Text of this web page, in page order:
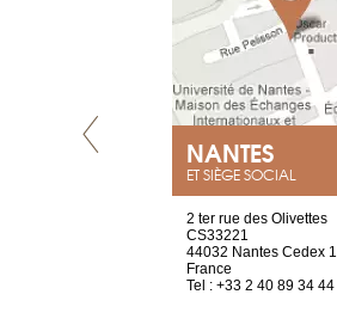
NANTES
ET SIÈGE SOCIAL
2 ter rue des Olivettes
CS33221
44032 Nantes Cedex 1
France
Tel : +33 2 40 89 34 44